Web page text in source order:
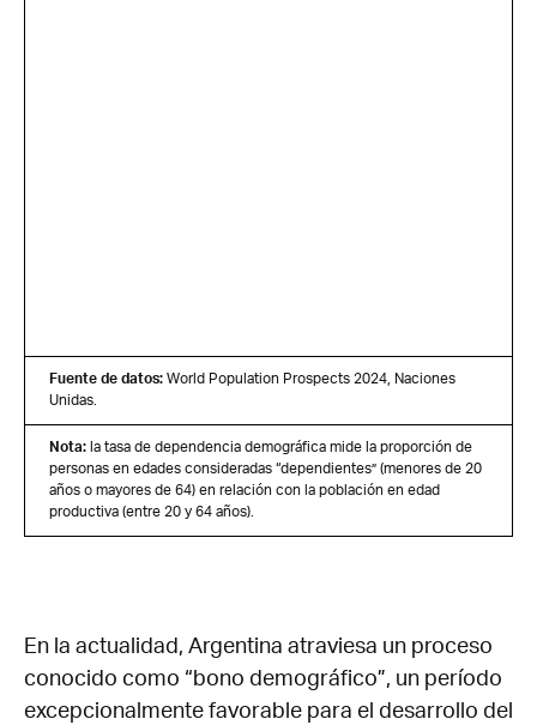
Fuente de datos: World Population Prospects 2024, Naciones
Unidas.
Nota: la tasa de dependencia demográfica mide la proporción de
personas en edades consideradas “dependientes” (menores de 20
años o mayores de 64) en relación con la población en edad
productiva (entre 20 y 64 años).
En la actualidad, Argentina atraviesa un proceso
conocido como “bono demográfico”, un período
excepcionalmente favorable para el desarrollo del